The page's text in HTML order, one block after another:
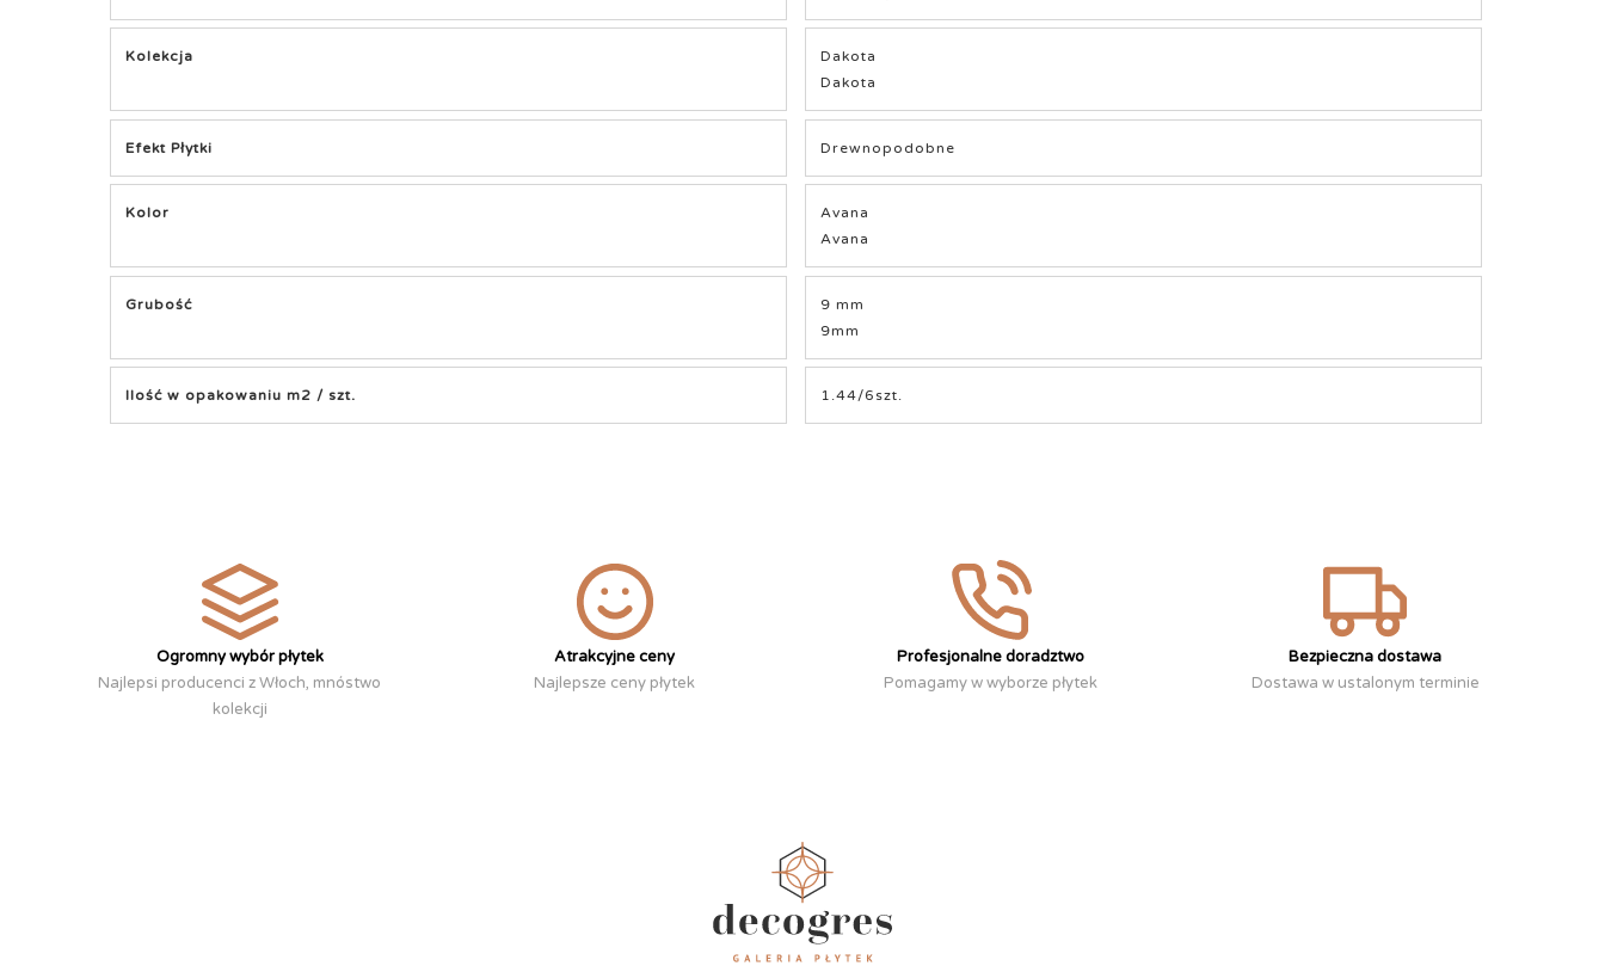
Kolekcja
Dakota
Dakota
Efekt Płytki Drewnopodobne
Kolor
Avana
Avana
Grubość
9 mm
9mm
Ilość w opakowaniu m2 / szt. 1.44/6szt.
Ogromny wybór płytek
Najlepsi producenci z Włoch, mnóstwo
kolekcji
Atrakcyjne ceny
Najlepsze ceny płytek
Profesjonalne doradztwo
Pomagamy w wyborze płytek
Bezpieczna dostawa
Dostawa w ustalonym terminie